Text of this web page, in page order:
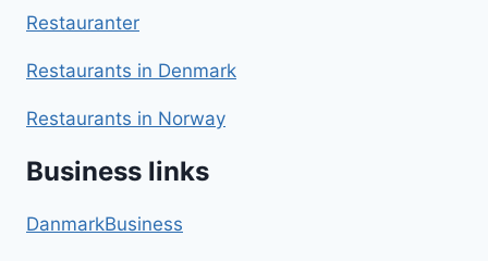
Restauranter
Restaurants in Denmark
Restaurants in Norway
Business links
DanmarkBusiness